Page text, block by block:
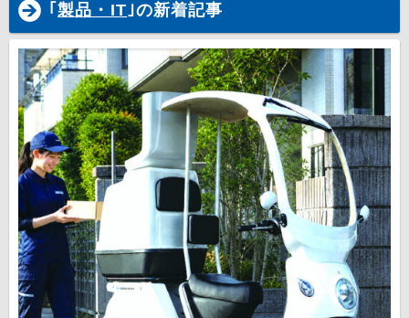
｢ 製品・IT｣の新着記事